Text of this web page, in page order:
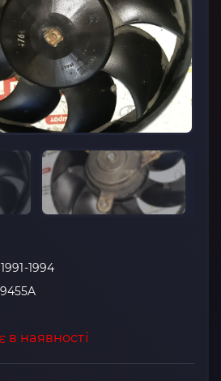
1994
в наявності